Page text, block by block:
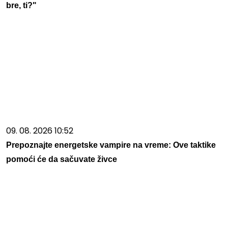
bre, ti?"
09. 08. 2026 10:52
Prepoznajte energetske vampire na vreme: Ove taktike
pomoći će da sačuvate živce